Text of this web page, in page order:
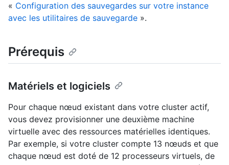
« Configuration des sauvegardes sur votre instance
avec les utilitaires de sauvegarde ».
Prérequis
Matériels et logiciels
Pour chaque nœud existant dans votre cluster actif,
vous devez provisionner une deuxième machine
virtuelle avec des ressources matérielles identiques.
Par exemple, si votre cluster compte 13 nœuds et que
chaque nœud est doté de 12 processeurs virtuels, de